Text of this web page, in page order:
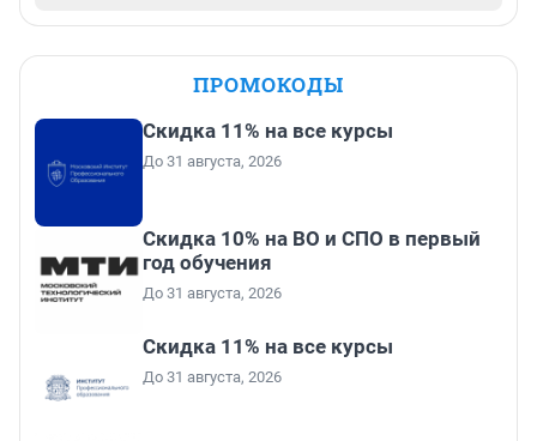
ПРОМОКОДЫ
Скидка 11% на все курсы
До 31 августа, 2026
Скидка 10% на ВО и СПО в первый
год обучения
До 31 августа, 2026
Скидка 11% на все курсы
До 31 августа, 2026